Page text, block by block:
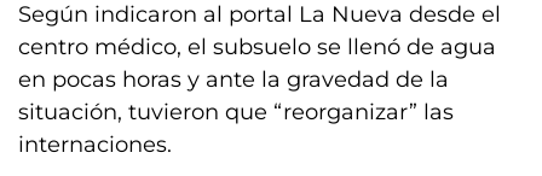
Según indicaron al portal La Nueva desde el
centro médico, el subsuelo se llenó de agua
en pocas horas y ante la gravedad de la
situación, tuvieron que “reorganizar” las
internaciones.